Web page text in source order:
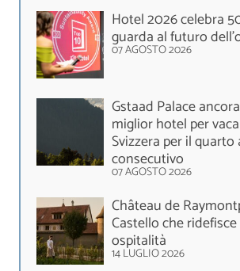
Hotel 2026 celebra
guarda al futuro
07 AGOSTO 2026
Gstaad Palace
miglior hotel per
Svizzera per il quarto
consecutivo
07 AGOSTO 2026
Château de
Castello che
ospitalità
14 LUGLIO 2026